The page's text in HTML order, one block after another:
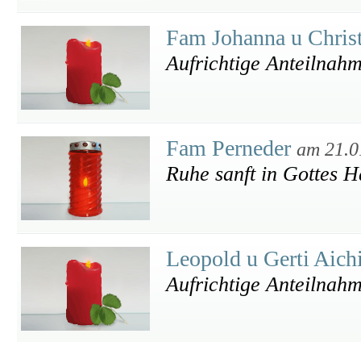
Fam Johanna u
Aufrichtige
Fam Perneder am
Ruhe sanft in Gottes
Leopold u Gerti
Aufrichtige